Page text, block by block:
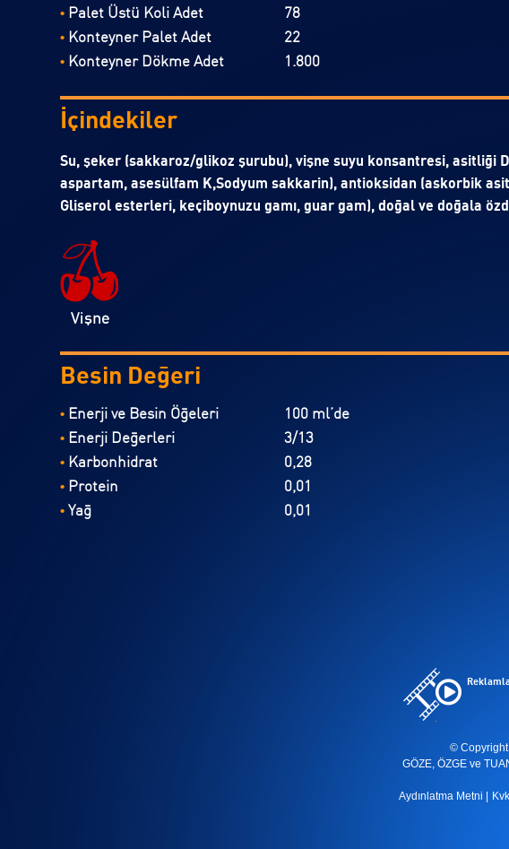
• Palet Üstü Koli Adet 78
• Konteyner Palet Adet 22
• Konteyner Dökme Adet 1.800
İçindekiler
Su, şeker (sakkaroz/glikoz şurubu), vişne suyu konsantresi, asitliği
aspartam, asesülfam K,Sodyum sakkarin), antioksidan (askorbik
Gliserol esterleri, keçiboynuzu gamı, guar gam), doğal ve doğala
Besin Değeri
• Enerji ve Besin Öğeleri 100 ml’de
• Enerji Değerleri 3/13
• Karbonhidrat 0,28
• Protein 0,01
• Yağ 0,01
© Copyright
GÖZE, ÖZGE ve
Aydınlatma Metni